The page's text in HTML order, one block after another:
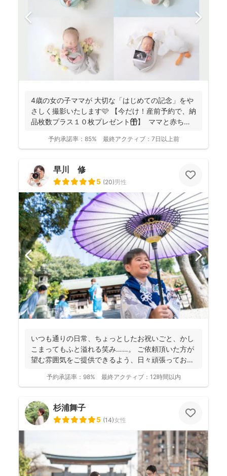
4歳の女の子ママが 大切な「はじめての記念」をや
さしく撮影いたします🩷 【今だけ！産前予約で、納
品枚数プラス１０枚プレゼント🎁】 ママと赤ちゃ
予約承諾率： 85% 最終アクティブ： 7日以上前
早川 修
5 (20)男性
いつも通りの日常、ちょっとしたお祝いごと、かし
こまってもふと溢れる笑み……。 ご依頼頂いた方が
望む雰囲気をご提供できるよう、日々頑張っており
予約承諾率： 98% 最終アクティブ： 12時間以内
杉浦舞子
5 (14)女性